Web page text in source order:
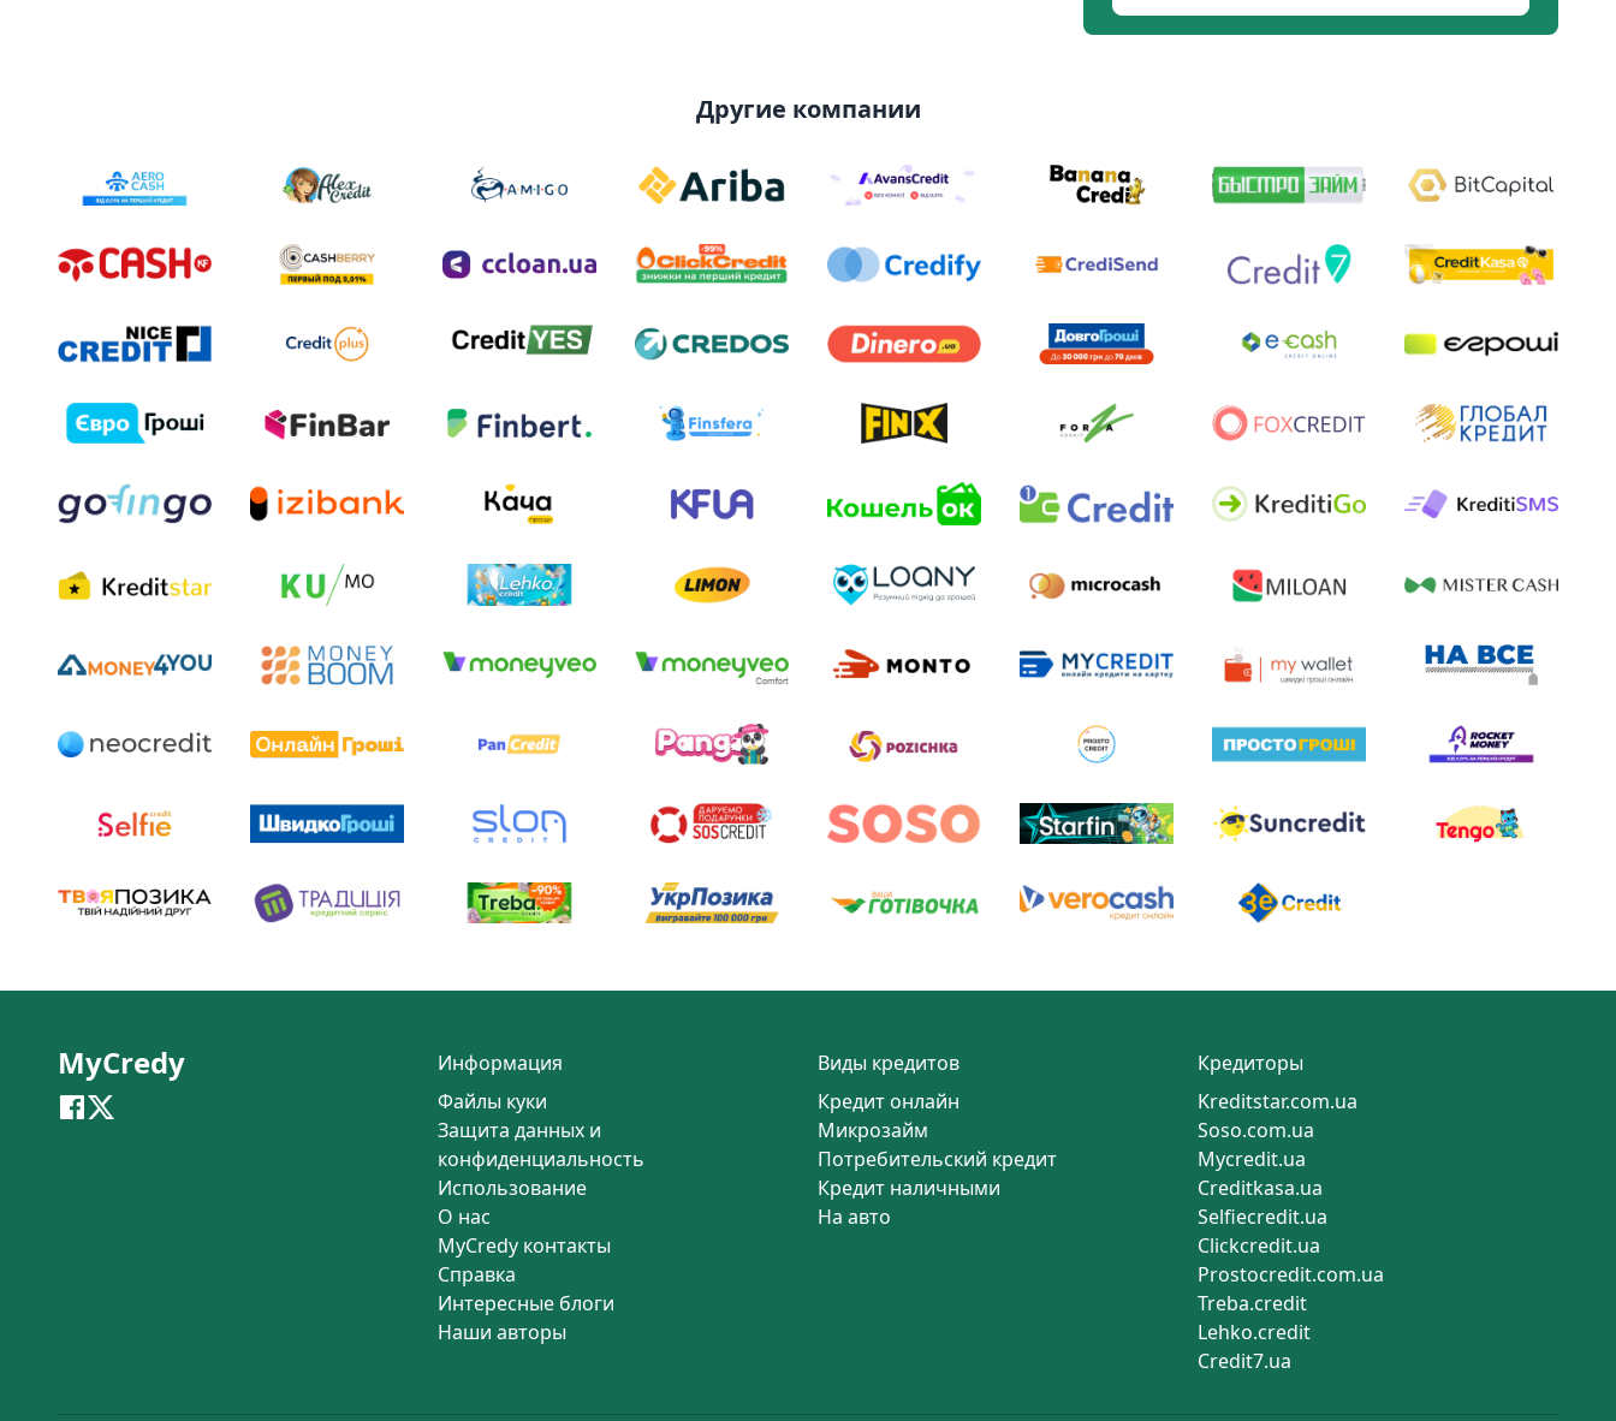
Другие компании
MyCredy
Информация
Файлы куки
Защита данных и
конфиденциальность
Использование
О нас
MyCredy контакты
Справка
Интересные блоги
Наши авторы
Виды кредитов
Кредит онлайн
Микрозайм
Потребительский кредит
Кредит наличными
На авто
Кредиторы
Kreditstar.com.ua
Soso.com.ua
Mycredit.ua
Creditkasa.ua
Selfiecredit.ua
Clickcredit.ua
Prostocredit.com.ua
Treba.credit
Lehko.credit
Credit7.ua